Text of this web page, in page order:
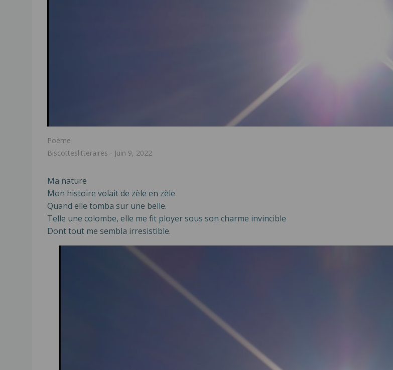
Poème
Biscotteslitteraires - Juin 9, 2022
Ma nature
Mon histoire volait de zèle en zèle
Quand elle tomba sur une belle.
Telle une colombe, elle me fit ployer sous son charme invincible
Dont tout me sembla irresistible.